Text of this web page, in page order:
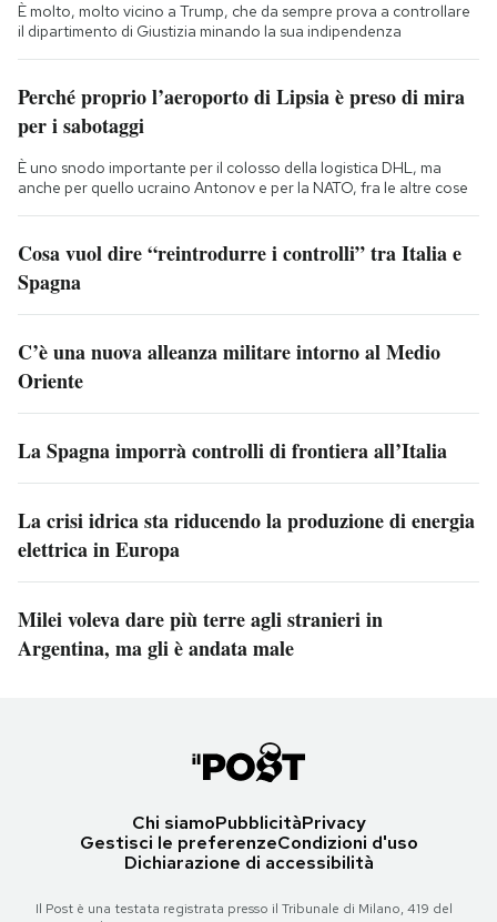
È molto, molto vicino a Trump, che da sempre prova a controllare
il dipartimento di Giustizia minando la sua indipendenza
Perché proprio l’aeroporto di Lipsia è preso di mira
per i sabotaggi
È uno snodo importante per il colosso della logistica DHL, ma
anche per quello ucraino Antonov e per la NATO, fra le altre cose
Cosa vuol dire “reintrodurre i controlli” tra Italia e
Spagna
C’è una nuova alleanza militare intorno al Medio
Oriente
La Spagna imporrà controlli di frontiera all’Italia
La crisi idrica sta riducendo la produzione di energia
elettrica in Europa
Milei voleva dare più terre agli stranieri in
Argentina, ma gli è andata male
Chi siamoPubblicitàPrivacy
Gestisci le preferenzeCondizioni d'uso
Dichiarazione di accessibilità
Il Post è una testata registrata presso il Tribunale di Milano, 419 del